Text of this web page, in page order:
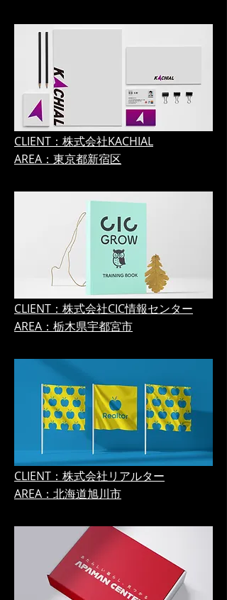
CLIENT：株式会社KACHIAL
AREA：東京都新宿区
CLIENT：株式会社CIC情報センター
AREA：栃木県宇都宮市
CLIENT：株式会社リアルター
AREA：北海道旭川市